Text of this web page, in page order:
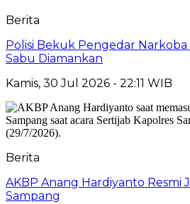
Berita
Polisi Bekuk Pengedar Narkoba
Sabu Diamankan
Kamis, 30 Jul 2026 - 22:11 WIB
Berita
AKBP Anang Hardiyanto Resmi
Sampang